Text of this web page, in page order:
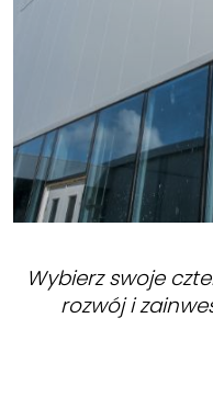
Wybierz swoje
rozwój i